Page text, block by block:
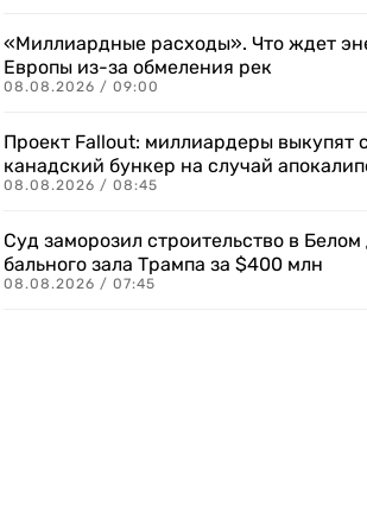
«Миллиардные расходы». Что ждет
Европы из-за обмеления рек
08.08.2026 / 09:00
Проект Fallout: миллиардеры выкупят
канадский бункер на случай
08.08.2026 / 08:45
Суд заморозил строительство в
бального зала Трампа за $400 млн
08.08.2026 / 07:45